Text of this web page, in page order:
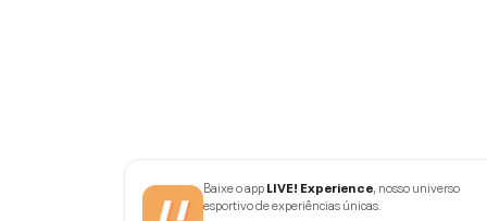
Baixe o appLIVE! Experience, nosso universo
esportivo de experiências únicas.